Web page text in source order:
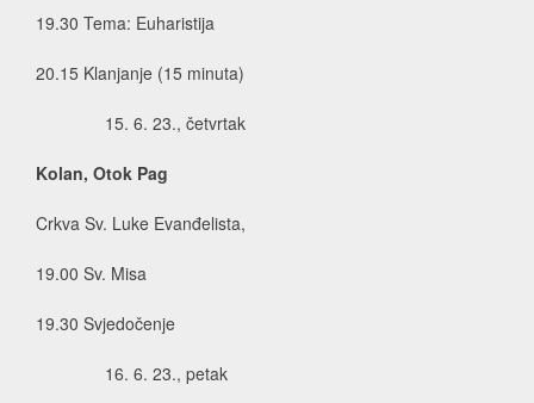
19.30 Tema: Euharistija
20.15 Klanjanje (15 minuta)
6. 23., četvrtak
Kolan, Otok Pag
Crkva Sv. Luke Evanđelista,
19.00 Sv. Misa
19.30 Svjedočenje
6. 23., petak